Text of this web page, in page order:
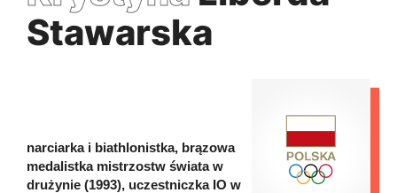
Stawarska
narciarka i biathlonistka, brązowa
medalistka mistrzostw świata w
drużynie (1993), uczestniczka IO w